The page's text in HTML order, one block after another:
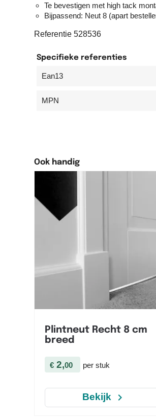
Te bevestigen met high tack
Bijpassend: Neut 8 (apart
Referentie 528536
Specifieke referenties
Ean13
MPN
Ook handig
Plintneut Recht 8 cm
breed
€ 2,00 per stuk
Bekijk navigate_next